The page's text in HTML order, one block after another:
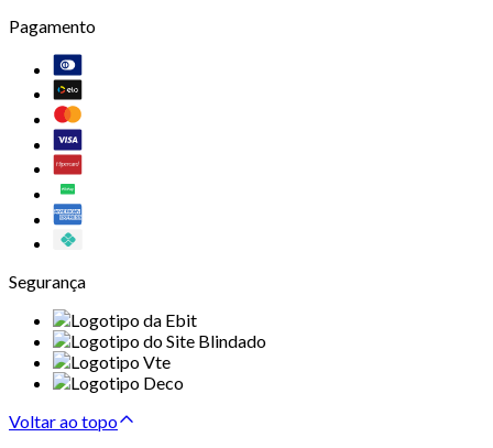
Pagamento
Segurança
Voltar ao topo